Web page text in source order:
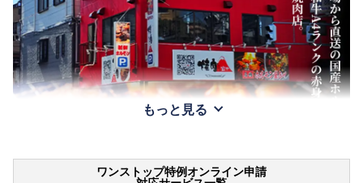
もっと見る
ワンストップ特例オンライン申請